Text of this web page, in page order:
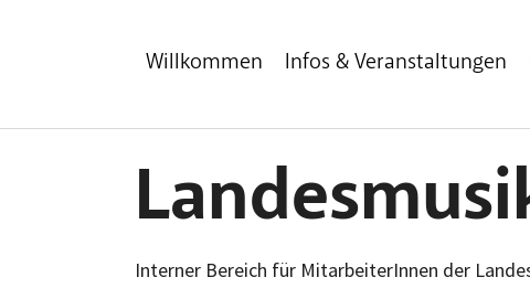
Willkommen Infos & Veranstaltungen
Interner Bereich für MitarbeiterInnen der